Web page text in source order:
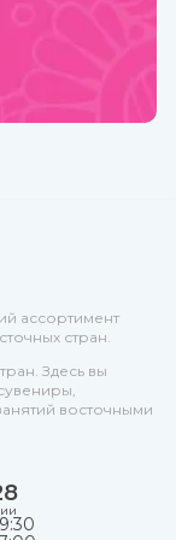
ассортимент
стран.
Здесь вы
восточными